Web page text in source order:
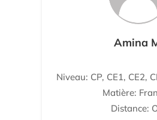
Amina
Niveau: CP, CE1, CE2,
Matière:
Distance: